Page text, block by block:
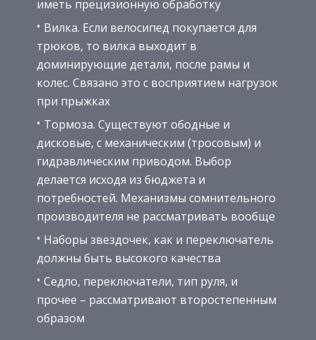
иметь прецизионную обработку
Вилка. Если велосипед покупается для
трюков, то вилка выходит в
доминирующие детали, после рамы и
колес. Связано это с восприятием нагрузок
при прыжках
Тормоза. Существуют ободные и
дисковые, с механическим (тросовым) и
гидравлическим приводом. Выбор
делается исходя из бюджета и
потребностей. Механизмы сомнительного
производителя не рассматривать вообще
Наборы звездочек, как и переключатель
должны быть высокого качества
Седло, переключатели, тип руля, и
прочее – рассматривают второстепенным
образом